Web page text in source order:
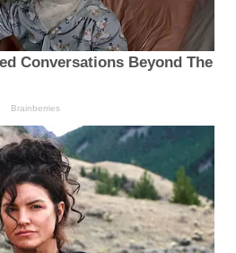
Conversations Beyond The
Brainberries